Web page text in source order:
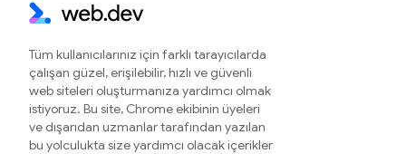
Tüm kullanıcılarınız için farklı tarayıcılarda
çalışan güzel, erişilebilir, hızlı ve güvenli
web siteleri oluşturmanıza yardımcı olmak
istiyoruz. Bu site, Chrome ekibinin üyeleri
ve dışarıdan uzmanlar tarafından yazılan
bu yolculukta size yardımcı olacak içerikler